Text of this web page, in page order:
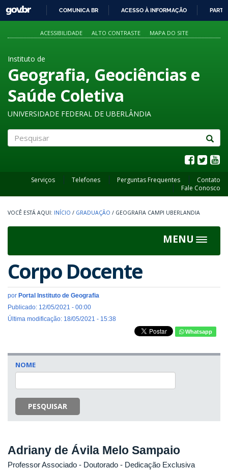
PARA
O
GOVBR
COMUNICA BR ACESSO À INFORMAÇÃO
ACESSIBILIDADE ALTO CONTRASTE MAPA DO SITE
Instituto de
Geografia, Geociências e
Saúde Coletiva
UNIVERSIDADE FEDERAL DE UBERLÂNDIA
Serviços Telefones Perguntas Frequentes
Contato
Fale Conosco
INÍCIO / GRADUAÇÃO / GEOGRAFIA CAMPI UBERLANDIA
MENU
Toggle
Corpo Docente
por Portal Instituto de Geografia
Publicado: 12/05/2021 - 00:00
Última modificação: 18/05/2021 - 15:38
Whatsapp
NOME
PESQUISAR
Adriany de Ávila Melo Sampaio
Professor Associado - Doutorado - Dedicação Exclusiva